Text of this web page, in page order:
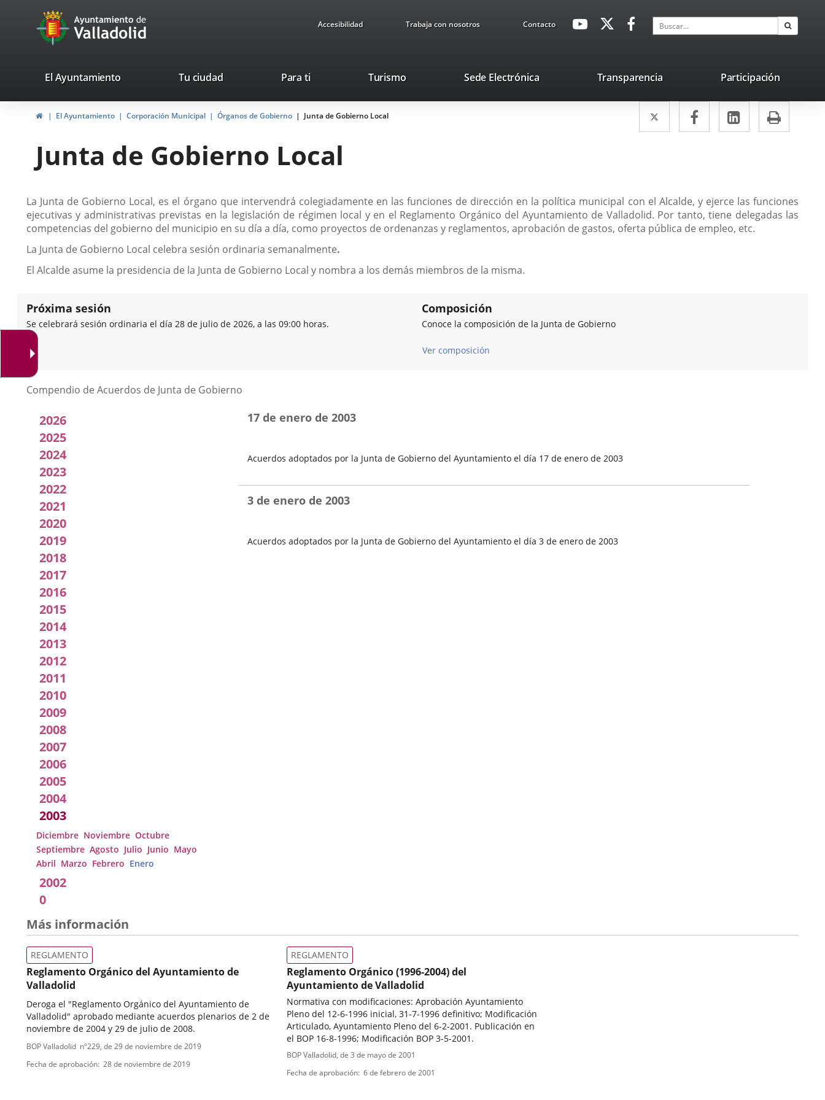
Portal
Web
Ayuntamiento
de
Accesibilidad Trabaja con nosotros ContactoavaHeaderSocial
Enlace
externa.
Enlace
aplicación
externa.
Enlace
aplicación
externa.
Buscar
valladolid.es
El Ayuntamiento Tu ciudad Para ti TurismoEste
se
Sede ElectrónicaEnlace
una
Transparencia Participación
InicioEl Ayuntamiento Corporación Municipal Órganos de Gobierno Junta de Gobierno Local Twitter
Enlace
a
externa.
Facebook
Enlace
a
externa.
LinkedIn
Enlace
a
externa.
Junta de Gobierno Local
Descripción
La Junta de Gobierno Local, es el órgano que intervendrá colegiadamente en las funciones de dirección en la política municipal con el Alcalde, y ejerce las funciones
ejecutivas y administrativas previstas en la legislación de régimen local y en el Reglamento Orgánico del Ayuntamiento de Valladolid. Por tanto, tiene delegadas las
competencias del gobierno del municipio en su día a día, como proyectos de ordenanzas y reglamentos, aprobación de gastos, oferta pública de empleo, etc.
La Junta de Gobierno Local celebra sesión ordinaria semanalmente.
El Alcalde asume la presidencia de la Junta de Gobierno Local y nombra a los demás miembros de la misma.
Próxima sesión
Se celebrará sesión ordinaria el día 28 de julio de 2026, a las 09:00 horas.
Composición
Conoce la composición de la Junta de Gobierno
Ver composición
Listado
de
Acuerdos
de
Junta
de
Gobierno
Local
Compendio de Acuerdos de Junta de Gobierno
2026
2025
2024
2023
2022
2021
2020
2019
2018
2017
2016
2015
2014
2013
2012
2011
2010
2009
2008
2007
2006
2005
2004
2003
Diciembre Noviembre Octubre
Septiembre Agosto Julio Junio Mayo
Abril Marzo Febrero Enero
2002
0
Acuerdos adoptados por la Junta de Gobierno del Ayuntamiento el día 17 de enero de 2003
del
Pleno
17 de enero de 2003
Acuerdos adoptados por la Junta de Gobierno del Ayuntamiento el día 3 de enero de 2003
3 de enero de 2003
Más información
Reglamento Orgánico del Ayuntamiento de
Valladolid
Deroga el "Reglamento Orgánico del Ayuntamiento de
Valladolid" aprobado mediante acuerdos plenarios de 2 de
noviembre de 2004 y 29 de julio de 2008.
Tipo
de
REGLAMENTO
Referencia
BOP Valladolid nº229, de 29 de noviembre de 2019
Fecha de aprobación 28 de noviembre de 2019
Reglamento Orgánico (1996-2004) del
Ayuntamiento de Valladolid
Normativa con modificaciones: Aprobación Ayuntamiento
Pleno del 12-6-1996 inicial, 31-7-1996 definitivo; Modificación
Articulado, Ayuntamiento Pleno del 6-2-2001. Publicación en
el BOP 16-8-1996; Modificación BOP 3-5-2001.
Tipo
de
REGLAMENTO
Referencia
BOP Valladolid, de 3 de mayo de 2001
Fecha de aprobación 6 de febrero de 2001